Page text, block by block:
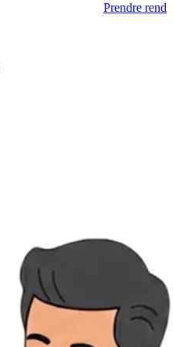
Prendre